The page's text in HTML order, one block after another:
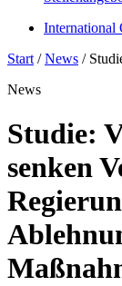
International
Start /News /
News
Studie:
senken